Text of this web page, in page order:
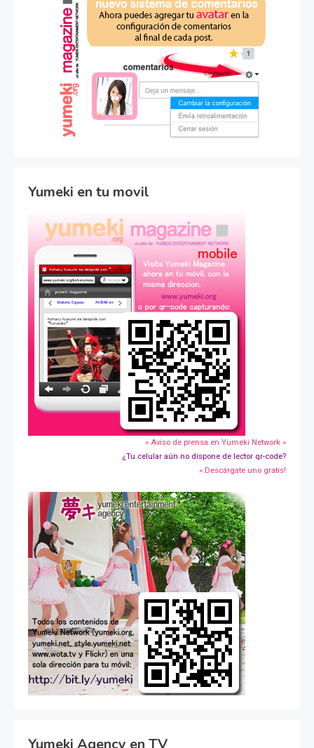
Yumeki en tu movil
» Aviso de prensa en Yumeki Network »
¿Tu celular aún no dispone de lector qr-code?
» Descárgate uno gratis!
Yumeki Agency en TV